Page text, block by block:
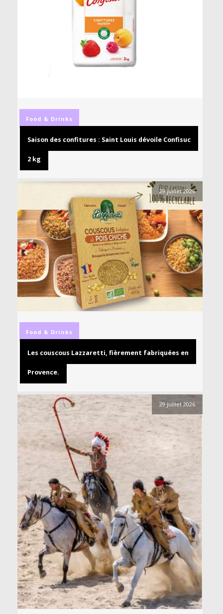
Food & Drinks
Saison des confitures : Saint Louis dévoile Confisuc
2 kg
29 juillet 2026
Food & Drinks
Les couscous Lazzaretti, fièrement fabriquées en
Provence.
29 juillet 2026